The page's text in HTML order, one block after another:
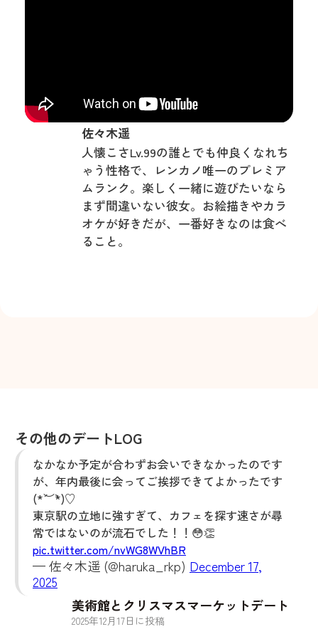
佐々木遥
人懐こさLv.99の誰とでも仲良くなれち
ゃう性格で、レンカノ唯一のプレミア
ムランク。楽しく一緒に遊びたいなら
まず間違いない彼女。お絵描きやカラ
オケが好きだが、一番好きなのは食べ
ること。
その他のデートLOG
なかなか予定が合わずお会いできなかったのです
が、年内最後に会ってご挨拶できてよかったです
(*´︶`*)♡
東京駅の立地に強すぎて、カフェを探す速さが尋
常ではないのが流石でした！！😳👏
pic.twitter.com/nvWG8WVhBR
— 佐々木遥 (@haruka_rkp) December 17,
2025
美術館とクリスマスマーケットデート
2025年12月 17日に投稿